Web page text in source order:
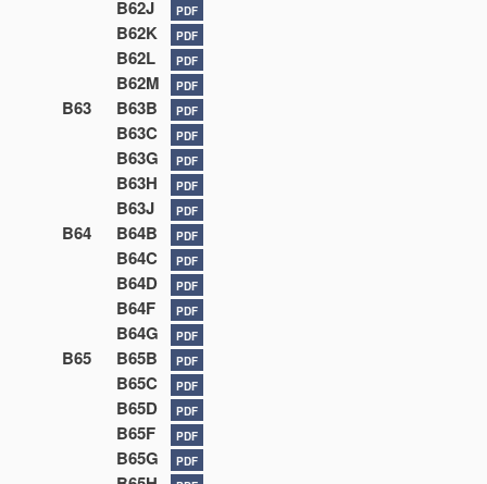
B62J PDF
B62K PDF
B62L PDF
B62M PDF
B63 B63B PDF
B63C PDF
B63G PDF
B63H PDF
B63J PDF
B64 B64B PDF
B64C PDF
B64D PDF
B64F PDF
B64G PDF
B65 B65B PDF
B65C PDF
B65D PDF
B65F PDF
B65G PDF